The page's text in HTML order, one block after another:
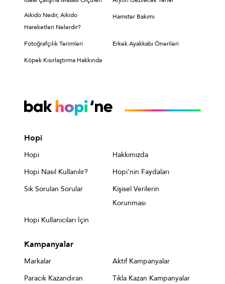
Aikido Nedir, Aikido
Hareketleri Nelerdir?
Hamster Bakımı
Fotoğrafçılık Terimleri Erkek Ayakkabı Önerileri
Köpek Kısırlaştırma Hakkında
Hopi
Hopi
Hakkımızda
Hopi Nasıl Kullanılır?
Hopi'nin Faydaları
Sık Sorulan Sorular
Kişisel Verilerin
Korunması
Hopi Kullanıcıları İçin
Kampanyalar
Markalar
Aktif Kampanyalar
Paracık Kazandıran
Tıkla Kazan Kampanyalar